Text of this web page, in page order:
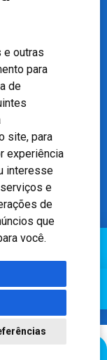
outras
para
de
site, para
experiência
interesse
e
de
que
você.
Porto Alegre -
Alegre – RS,
11217
(CRM-RS): 425